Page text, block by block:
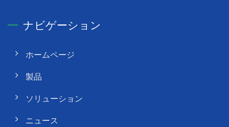
ナビゲーション
ホームページ
製品
ソリューション
ニュース